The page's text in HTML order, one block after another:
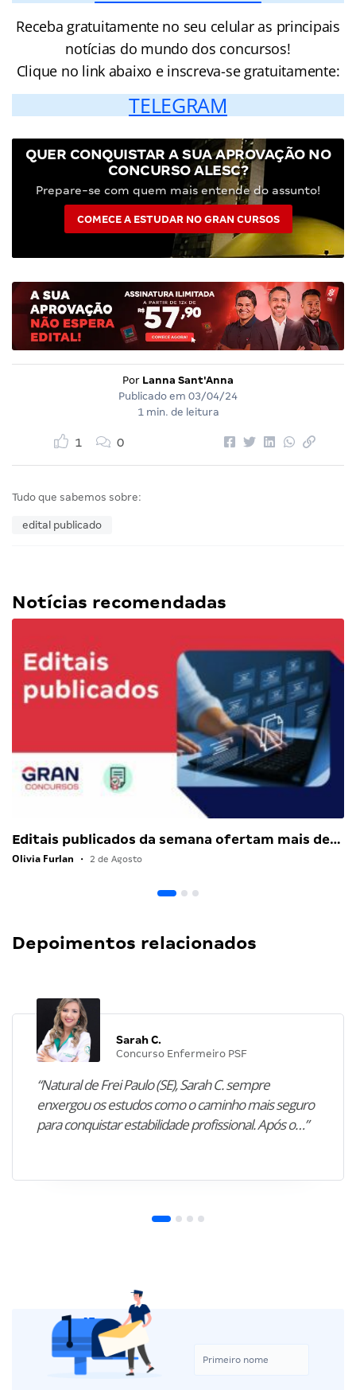
Receba gratuitamente no seu celular as principais
notícias do mundo dos concursos!
Clique no link abaixo e inscreva-se gratuitamente:
TELEGRAM
QUER CONQUISTAR A SUA APROVAÇÃO NO
CONCURSO ALESC?
Prepare-se com quem mais entende do assunto!
COMECE A ESTUDAR NO GRAN CURSOS
Por Lanna Sant'Anna
Publicado em 03/04/24
1 min. de leitura
1 0
Tudo que sabemos sobre:
edital publicado
Notícias recomendadas
Editais publicados da semana ofertam mais de…
Olivia Furlan • 2 de Agosto
Depoimentos relacionados
Sarah C.
Concurso Enfermeiro PSF
“Natural de Frei Paulo (SE), Sarah C. sempre
enxergou os estudos como o caminho mais seguro
para conquistar estabilidade profissional. Após o…”